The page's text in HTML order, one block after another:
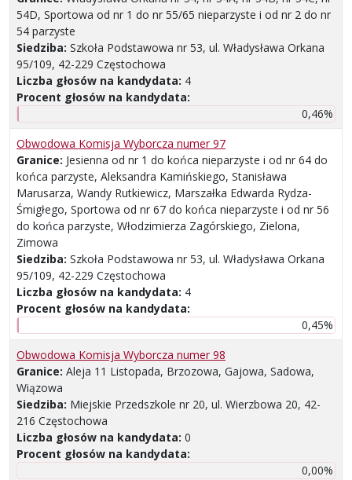
54D, Sportowa od nr 1 do nr 55/65 nieparzyste i od nr 2 do nr
54 parzyste
Siedziba: Szkoła Podstawowa nr 53, ul. Władysława Orkana
95/109, 42-229 Częstochowa
Liczba głosów na kandydata: 4
Procent głosów na kandydata:
0,46%
Obwodowa Komisja Wyborcza numer 97
Granice: Jesienna od nr 1 do końca nieparzyste i od nr 64 do
końca parzyste, Aleksandra Kamińskiego, Stanisława
Marusarza, Wandy Rutkiewicz, Marszałka Edwarda Rydza-
Śmigłego, Sportowa od nr 67 do końca nieparzyste i od nr 56
do końca parzyste, Włodzimierza Zagórskiego, Zielona,
Zimowa
Siedziba: Szkoła Podstawowa nr 53, ul. Władysława Orkana
95/109, 42-229 Częstochowa
Liczba głosów na kandydata: 4
Procent głosów na kandydata:
0,45%
Obwodowa Komisja Wyborcza numer 98
Granice: Aleja 11 Listopada, Brzozowa, Gajowa, Sadowa,
Wiązowa
Siedziba: Miejskie Przedszkole nr 20, ul. Wierzbowa 20, 42-
216 Częstochowa
Liczba głosów na kandydata: 0
Procent głosów na kandydata:
0,00%